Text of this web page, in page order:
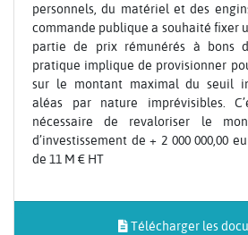
personnels, du matériel et des
commande publique a souhaité fixer
partie de prix rémunérés à bons
pratique implique de provisionner
sur le montant maximal du seuil
aléas par nature imprévisibles.
nécessaire de revaloriser le
d’investissement de + 2 000 000,00
de 11 M € HT
Télécharger les